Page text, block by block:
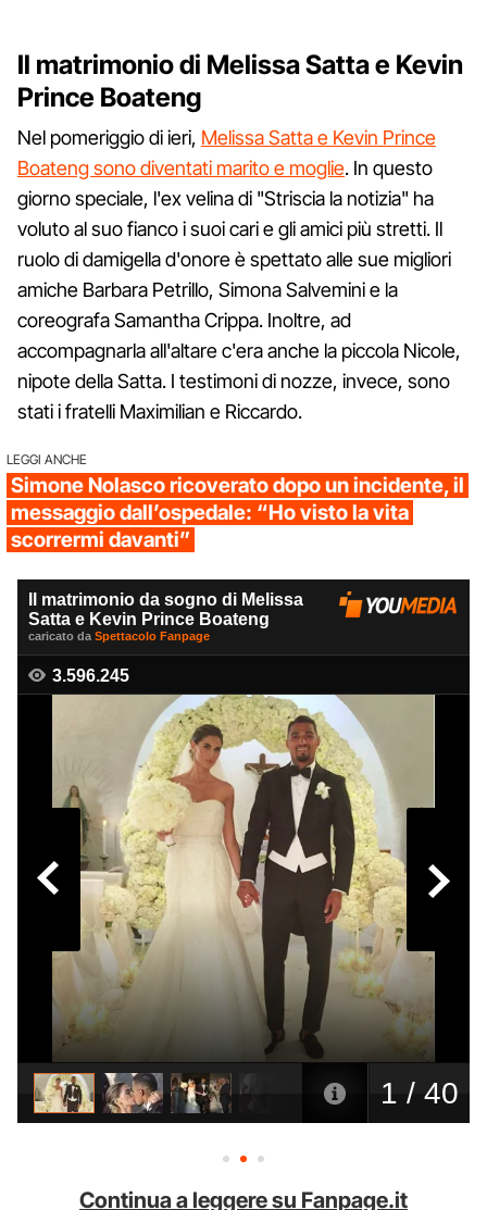
Il matrimonio di Melissa Satta e Kevin
Prince Boateng
Nel pomeriggio di ieri, Melissa Satta e Kevin Prince
Boateng sono diventati marito e moglie. In questo
giorno speciale, l'ex velina di "Striscia la notizia" ha
voluto al suo fianco i suoi cari e gli amici più stretti. Il
ruolo di damigella d'onore è spettato alle sue migliori
amiche Barbara Petrillo, Simona Salvemini e la
coreografa Samantha Crippa. Inoltre, ad
accompagnarla all'altare c'era anche la piccola Nicole,
nipote della Satta. I testimoni di nozze, invece, sono
stati i fratelli Maximilian e Riccardo.
LEGGI ANCHE
Simone Nolasco ricoverato dopo un incidente, il
messaggio dall’ospedale: “Ho visto la vita
scorrermi davanti”
Continua a leggere su Fanpage.it